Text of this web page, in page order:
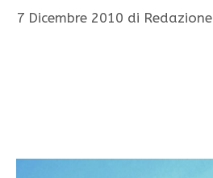
7 Dicembre 2010 di Redazione